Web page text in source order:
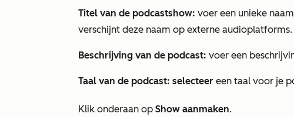
Titel van de podcastshow: voer een unieke
verschijnt deze naam op externe audioplatforms.
Beschrijving van de podcast: voer een
Taal van de podcast: selecteer een taal voor je
Klik onderaan op Show aanmaken.